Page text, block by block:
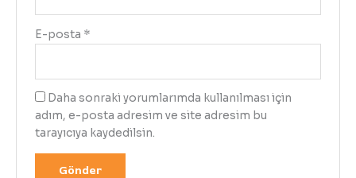
E-posta *
Daha sonraki yorumlarımda kullanılması için
adım, e-posta adresim ve site adresim bu
tarayıcıya kaydedilsin.